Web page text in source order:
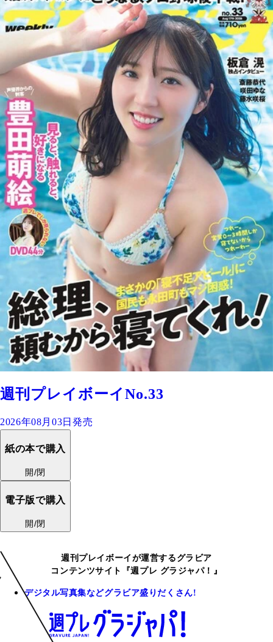
週刊プレイボーイNo.33
2026年08月03日発売
紙の本で購入
開/閉
電子版で購入
開/閉
週刊プレイボーイが運営するグラビア
コンテンツサイト『週プレ グラジャパ！』
デジタル写真集などグラビア盛りだくさん!